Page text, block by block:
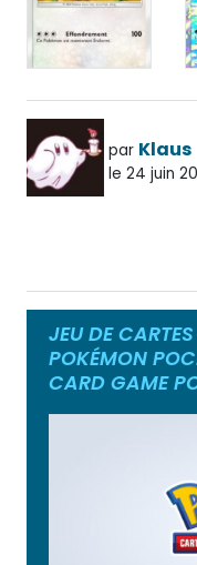
par Klaus
le 24 juin
JEU DE
POKÉMON
CARD GAME